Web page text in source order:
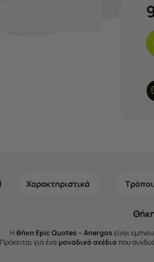
Χαρακτηριστικά
Η θήκη Epic Quotes – Anergos είναι
Πρόκειται για ένα μοναδικό σχέδιο που